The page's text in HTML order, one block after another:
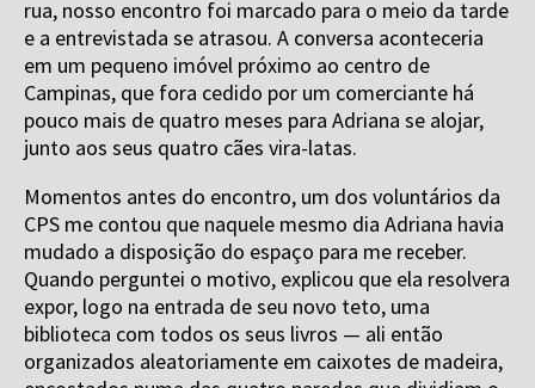
rua, nosso encontro foi marcado para o meio da tarde
e a entrevistada se atrasou. A conversa aconteceria
em um pequeno imóvel próximo ao centro de
Campinas, que fora cedido por um comerciante há
pouco mais de quatro meses para Adriana se alojar,
junto aos seus quatro cães vira-latas.
Momentos antes do encontro, um dos voluntários da
CPS me contou que naquele mesmo dia Adriana havia
mudado a disposição do espaço para me receber.
Quando perguntei o motivo, explicou que ela resolvera
expor, logo na entrada de seu novo teto, uma
biblioteca com todos os seus livros — ali então
organizados aleatoriamente em caixotes de madeira,